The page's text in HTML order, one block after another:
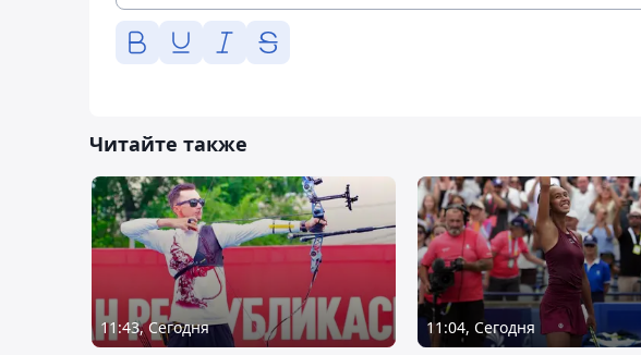
Читайте также
11:43, Сегодня 11:04, Сегодня